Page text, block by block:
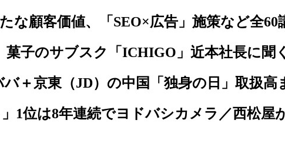
な顧客価値、「SEO×広告」施策など全
菓子のサブスク「ICHIGO」近本社長に聞
＋京東（JD）の中国「独身の日」取扱高
」1位は8年連続でヨドバシカメラ／西松